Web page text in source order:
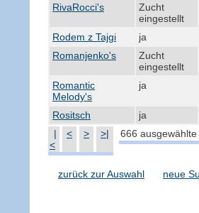
RivaRocci's
Zucht
eingestellt
Rodem z Tajgi
ja
Romanjenko's
Zucht
eingestellt
Romantic
Melody's
ja
Rositsch
ja
|
<
< > >| 666
zurück zur Auswahl neue